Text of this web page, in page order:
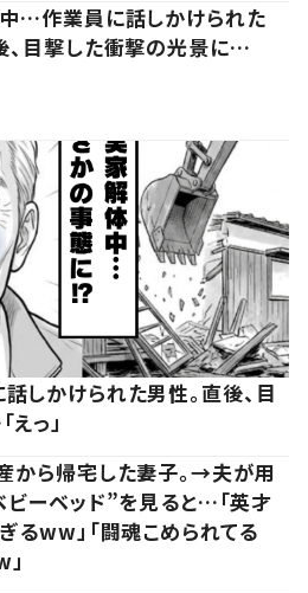
…作業員に話しかけられた
、目撃した衝撃の光景に…
しかけられた男性。直後、目
っ」
から帰宅した妻子。→夫が用
ビーベッド”を見ると…「英才
るww」「闘魂こめられてる